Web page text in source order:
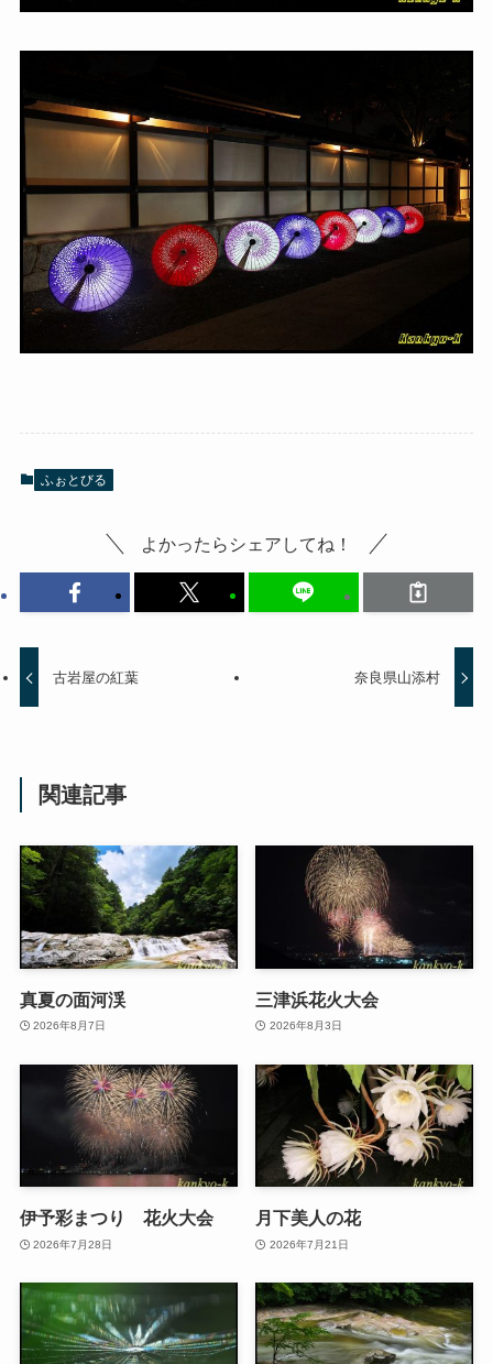
ふぉとびる
よかったらシェアしてね！
古岩屋の紅葉 奈良県山添村
関連記事
真夏の面河渓
2026年8月7日
三津浜花火大会
2026年8月3日
伊予彩まつり 花火大会
2026年7月28日
月下美人の花
2026年7月21日